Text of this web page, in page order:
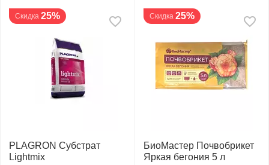
Скидка 25%
PLAGRON Субстрат
Lightmix
Скидка 25%
БиоМастер Почвобрикет
Яркая бегония 5 л